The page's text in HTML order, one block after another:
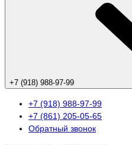
+7 (918) 988-97-99
+7 (918) 988-97-99
+7 (861) 205-05-65
Обратный звонок